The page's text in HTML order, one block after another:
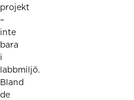
projekt
–
inte
bara
i
labbmiljö.
Bland
de